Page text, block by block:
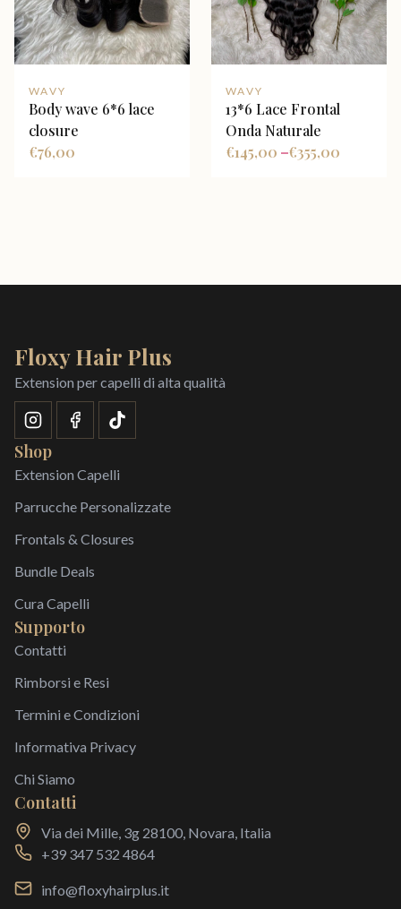
WAVY
Body wave 6*6 lace
closure
76,00
€
WAVY
13*6 Lace Frontal
Onda Naturale
145,00
€ – 355,00
€
Floxy Hair Plus
Extension per capelli di alta qualità
Shop
Extension Capelli
Parrucche Personalizzate
Frontals & Closures
Bundle Deals
Cura Capelli
Supporto
Contatti
Rimborsi e Resi
Termini e Condizioni
Informativa Privacy
Chi Siamo
Contatti
Via dei Mille, 3g 28100, Novara, Italia
+39 347 532 4864
info@floxyhairplus.it